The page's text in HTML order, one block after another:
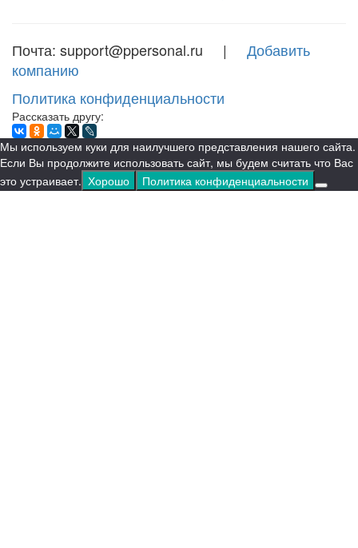
Почта: support@ppersonal.ru | Добавить
компанию
Политика конфиденциальности
Рассказать другу:
Мы используем куки для наилучшего представления нашего сайта.
Если Вы продолжите использовать сайт, мы будем считать что Вас
это устраивает. Хорошо Политика конфиденциальности